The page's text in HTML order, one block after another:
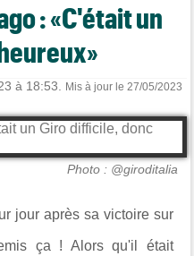
: «C'était un
à 18:53.
Mis à jour le 27/05/2023
Photo : @giroditalia
jour après sa victoire sur
ça ! Alors qu'il était